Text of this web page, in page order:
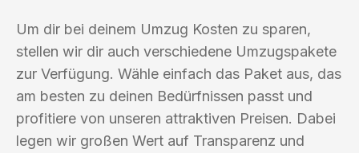
Um dir bei deinem Umzug Kosten zu sparen,
stellen wir dir auch verschiedene Umzugspakete
zur Verfügung. Wähle einfach das Paket aus, das
am besten zu deinen Bedürfnissen passt und
profitiere von unseren attraktiven Preisen. Dabei
legen wir großen Wert auf Transparenz und